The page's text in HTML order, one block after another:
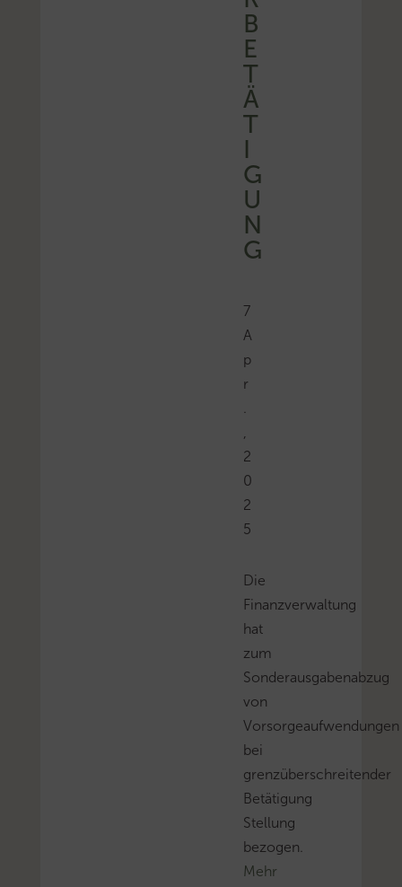
B
E
T
Ä
T
I
G
U
N
G
7
A
p
r
.
,
2
0
2
5
Die
Finanzverwaltung
hat
zum
Sonderausgabenabzug
von
Vorsorgeaufwendungen
bei
grenzüberschreitender
Betätigung
Stellung
bezogen.
Mehr